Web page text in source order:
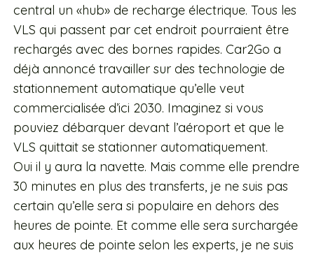
central un «hub» de recharge électrique. Tous les
VLS qui passent par cet endroit pourraient être
rechargés avec des bornes rapides. Car2Go a
déjà annoncé travailler sur des technologie de
stationnement automatique qu’elle veut
commercialisée d’ici 2030. Imaginez si vous
pouviez débarquer devant l’aéroport et que le
VLS quittait se stationner automatiquement.
Oui il y aura la navette. Mais comme elle prendre
30 minutes en plus des transferts, je ne suis pas
certain qu’elle sera si populaire en dehors des
heures de pointe. Et comme elle sera surchargée
aux heures de pointe selon les experts, je ne suis